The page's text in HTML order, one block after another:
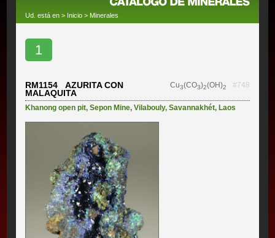
Ud. está en > Inicio > Minerales
1
RM1154 AZURITA CON
MALAQUITA
Cu3(CO3)2(OH)2 #748
Khanong open pit,Sepon Mine,Vilabouly,Savannakhét,Laos